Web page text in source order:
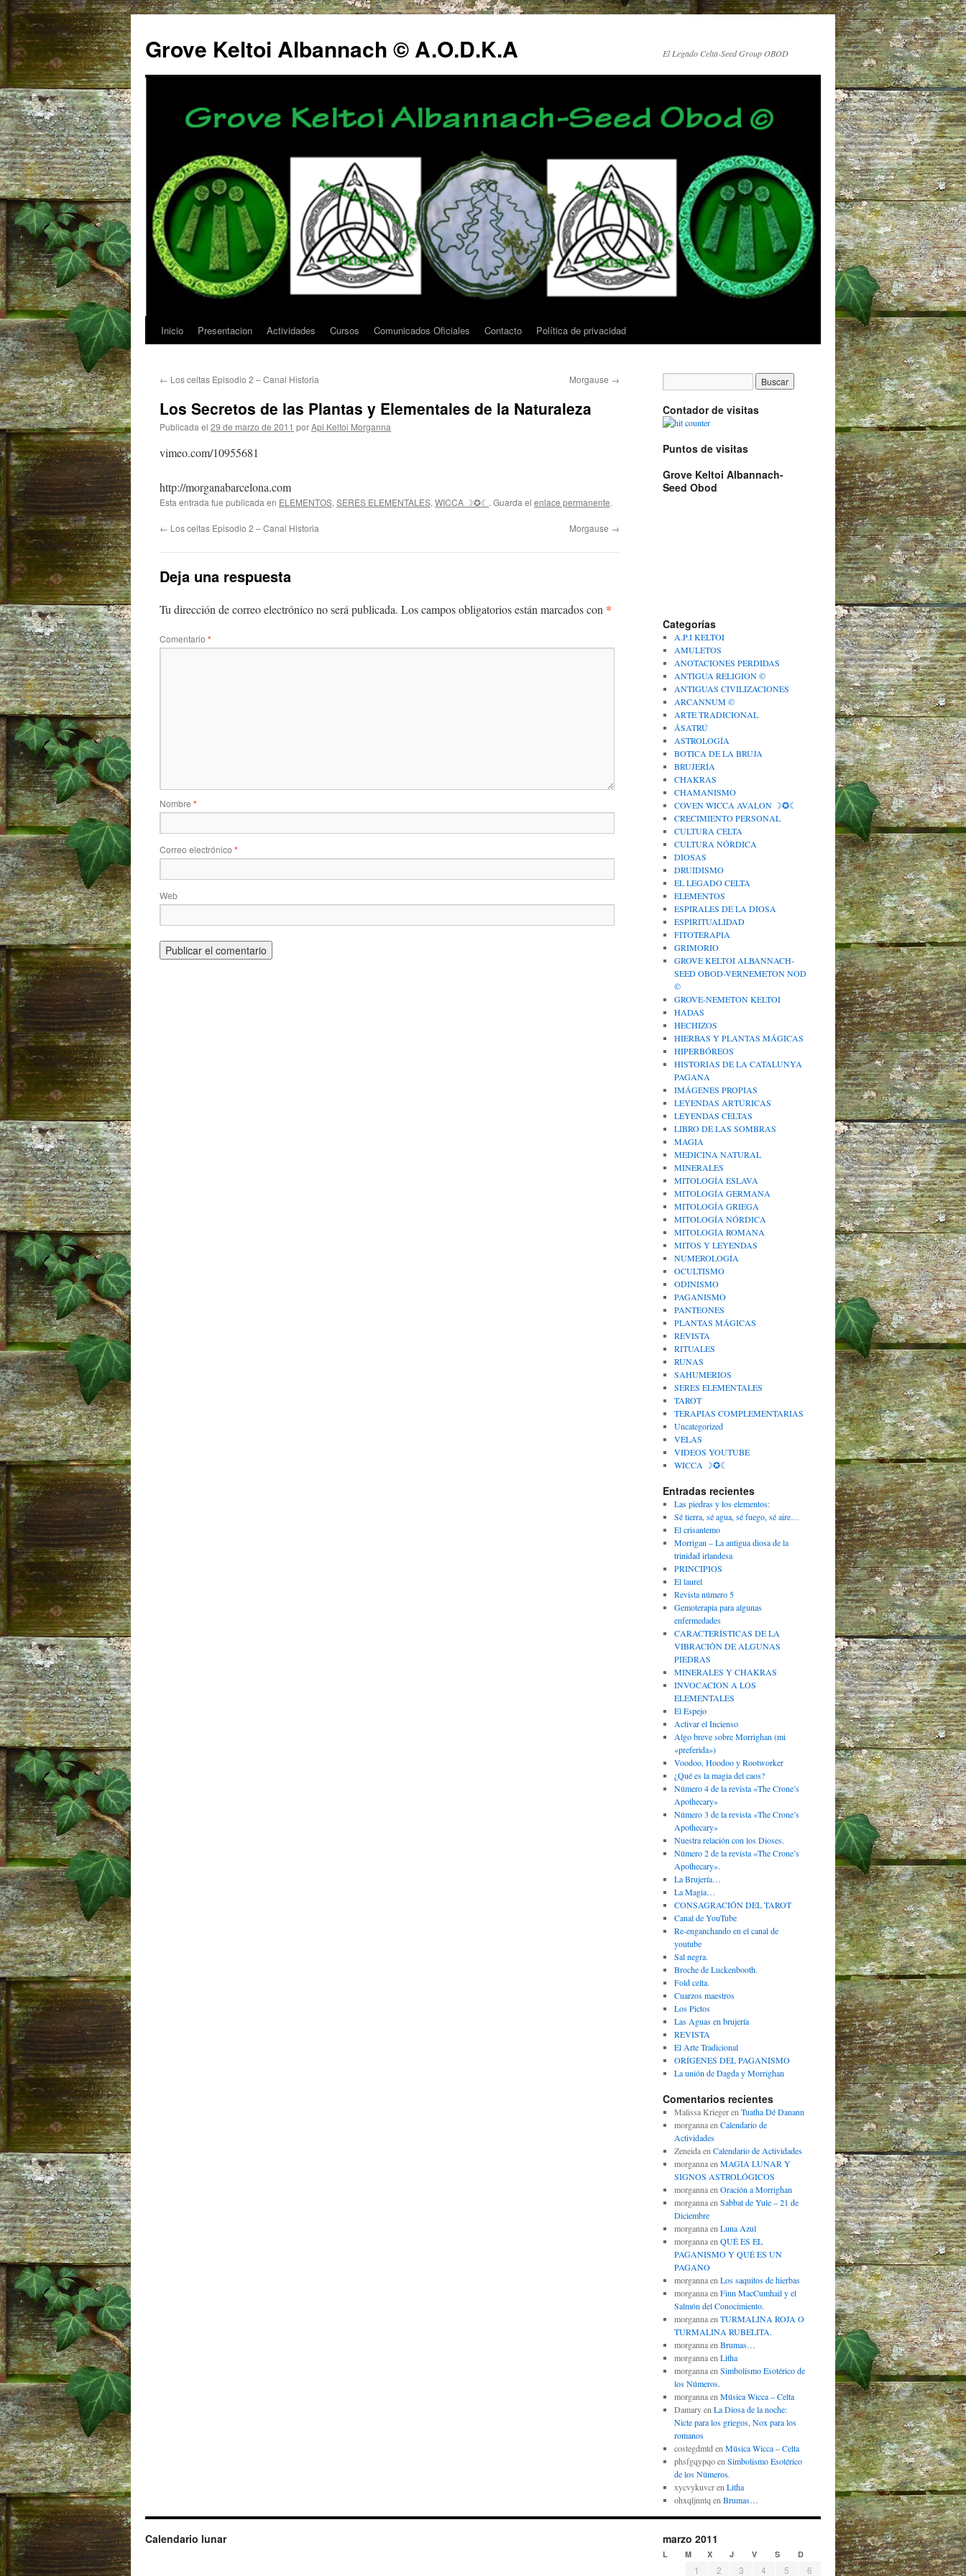
Grove Keltoi Albannach © A.O.D.K.A El Legado Celta-Seed Group OBOD
Saltar
contenido
Inicio Presentacion Actividades Cursos Comunicados Oficiales Contacto Política de privacidad
← Los celtas Episodio 2 – Canal Historia Morgause →
Los Secretos de las Plantas y Elementales de la Naturaleza
Publicada el 29 de marzo de 2011 porApi Keltoi Morganna
vimeo.com/10955681
http://morganabarcelona.com
Esta entrada fue publicada en ELEMENTOS, SERES ELEMENTALES, WICCA ☽✪☾ . Guarda el enlace permanente.
← Los celtas Episodio 2 – Canal Historia Morgause →
Deja una respuesta
Tu dirección de correo electrónico no será publicada. Los campos obligatorios están marcados con *
Comentario *
Nombre *
Correo electrónico *
Web
Contador de visitas
Puntos de visitas
Grove Keltoi Albannach-
Seed Obod
Categorías
A.P.I KELTOI
AMULETOS
ANOTACIONES PERDIDAS
ANTIGUA RELIGION ©
ANTIGUAS CIVILIZACIONES
ARCANNUM ©
ARTE TRADICIONAL
ÁSATRÚ
ASTROLOGÍA
BOTICA DE LA BRUJA
BRUJERÍA
CHAKRAS
CHAMANISMO
COVEN WICCA AVALON ☽✪☾
CRECIMIENTO PERSONAL
CULTURA CELTA
CULTURA NÓRDICA
DIOSAS
DRUIDISMO
EL LEGADO CELTA
ELEMENTOS
ESPIRALES DE LA DIOSA
ESPIRITUALIDAD
FITOTERAPIA
GRIMORIO
GROVE KELTOI ALBANNACH-
SEED OBOD-VERNEMETON NOD
©
GROVE-NEMETON KELTOI
HADAS
HECHIZOS
HIERBAS Y PLANTAS MÁGICAS
HIPERBÓREOS
HISTORIAS DE LA CATALUNYA
PAGANA
IMÁGENES PROPIAS
LEYENDAS ARTÚRICAS
LEYENDAS CELTAS
LIBRO DE LAS SOMBRAS
MAGIA
MEDICINA NATURAL
MINERALES
MITOLOGÍA ESLAVA
MITOLOGÍA GERMANA
MITOLOGÍA GRIEGA
MITOLOGÍA NÓRDICA
MITOLOGÍA ROMANA
MITOS Y LEYENDAS
NUMEROLOGÍA
OCULTISMO
ODINISMO
PAGANISMO
PANTEONES
PLANTAS MÁGICAS
REVISTA
RITUALES
RUNAS
SAHUMERIOS
SERES ELEMENTALES
TAROT
TERAPIAS COMPLEMENTARIAS
Uncategorized
VELAS
VIDEOS YOUTUBE
WICCA ☽✪☾
Entradas recientes
Las piedras y los elementos:
Sé tierra, sé agua, sé fuego, sé aire…
El crisantemo
Morrigan – La antigua diosa de la
trinidad irlandesa
PRINCIPIOS
El laurel
Revista número 5
Gemoterapia para algunas
enfermedades
CARACTERÍSTICAS DE LA
VIBRACIÓN DE ALGUNAS
PIEDRAS
MINERALES Y CHAKRAS
INVOCACION A LOS
ELEMENTALES
El Espejo
Activar el Incienso
Algo breve sobre Morrighan (mi
«preferida»)
Voodoo, Hoodoo y Rootworker
¿Qué es la magia del caos?
Número 4 de la revista «The Crone’s
Apothecary»
Número 3 de la revista «The Crone’s
Apothecary»
Nuestra relación con los Dioses.
Número 2 de la revista «The Crone’s
Apothecary».
La Brujería…
La Magia…
CONSAGRACIÓN DEL TAROT
Canal de YouTube
Re-enganchando en el canal de
youtube
Sal negra.
Broche de Luckenbooth.
Fold celta.
Cuarzos maestros
Los Pictos
Las Aguas en brujería
REVISTA
El Arte Tradicional
ORÍGENES DEL PAGANISMO
La unión de Dagda y Morrighan
Comentarios recientes
Malissa Kriegeren Tuatha Dé Danann
morgannaen Calendario de
Actividades
Zeneidaen Calendario de Actividades
morgannaen MAGIA LUNAR Y
SIGNOS ASTROLÓGICOS
morgannaen Oración a Morrighan
morgannaen Sabbat de Yule – 21 de
Diciembre
morgannaen Luna Azul
morgannaen QUÉ ES EL
PAGANISMO Y QUÉ ES UN
PAGANO
morgannaen Los saquitos de hierbas
morgannaen Finn MacCumhail y el
Salmón del Conocimiento.
morgannaen TURMALINA ROJA O
TURMALINA RUBELITA.
morgannaen Brumas…
morgannaen Litha
morgannaen Simbolismo Esotérico de
los Números.
morgannaen Música Wicca – Celta
Damaryen La Diosa de la noche:
Nicte para los griegos, Nox para los
romanos
costegdmtd en Música Wicca – Celta
phsfgqypqoen Simbolismo Esotérico
de los Números.
xycvykuvcren Litha
ohxqljnntq en Brumas…
Calendario lunar marzo 2011
L M X J V S D
1 2 3 4 5 6